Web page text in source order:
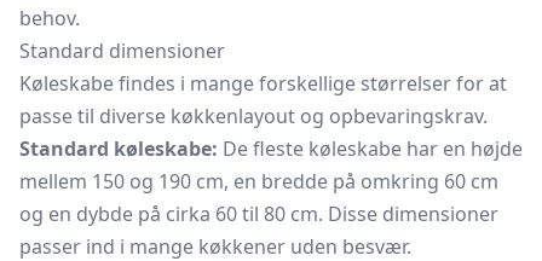
behov.
Standard dimensioner
Køleskabe findes i mange forskellige størrelser for at
passe til diverse køkkenlayout og opbevaringskrav.
Standard køleskabe: De fleste køleskabe har en højde
mellem 150 og 190 cm, en bredde på omkring 60 cm
og en dybde på cirka 60 til 80 cm. Disse dimensioner
passer ind i mange køkkener uden besvær.